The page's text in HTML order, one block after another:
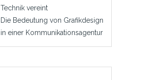
Technik vereint
Die Bedeutung von Grafikdesign
in einer Kommunikationsagentur